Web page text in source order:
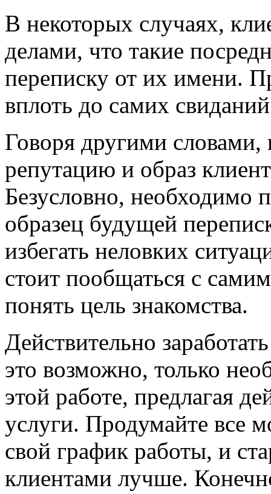
В некоторых случаях,
делами, что такие
переписку от их имени.
вплоть до самих
Говоря другими словами,
репутацию и образ
Безусловно, необходимо
образец будущей
избегать неловких
стоит пообщаться с
понять цель знакомства.
Действительно
это возможно, только
этой работе, предлагая
услуги. Продумайте все
свой график работы, и
клиентами лучше.